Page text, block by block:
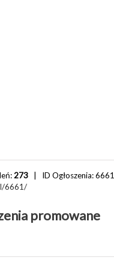
273 | ID Ogłoszenia:6661
6661/
promowane